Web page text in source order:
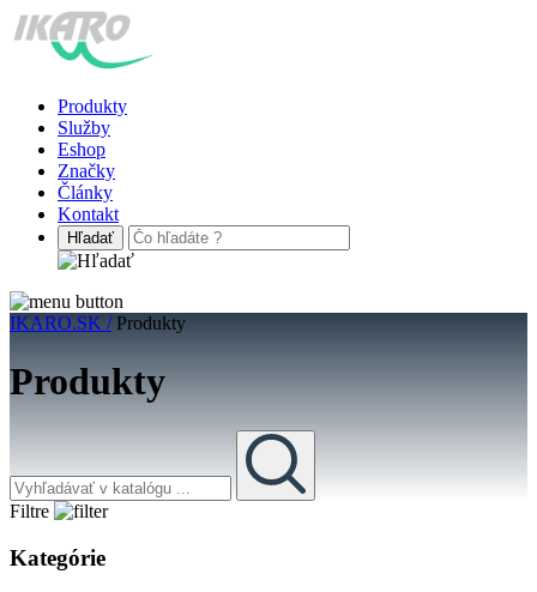
Produkty
Služby
Eshop
Značky
Články
Kontakt
IKARO.SK /Produkty
Produkty
Filtre
Kategórie